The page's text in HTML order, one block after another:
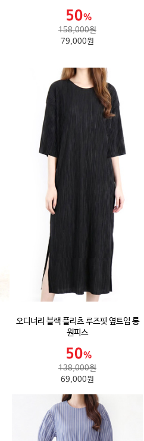
158,000원
79,000원
오디너리 블랙 플리츠 루즈핏 옆트임 롱
원피스
138,000원
69,000원